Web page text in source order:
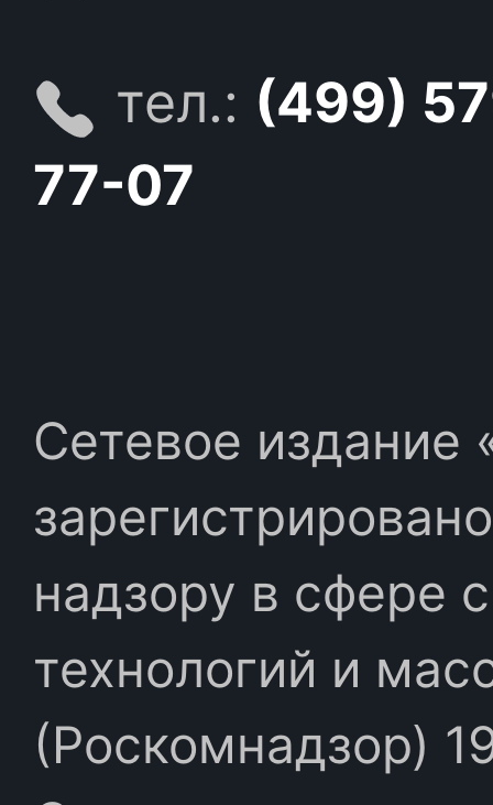
тел.: (499)
77-07
Сетевое издание
надзору в сфере
технологий и
(Роскомнадзор)